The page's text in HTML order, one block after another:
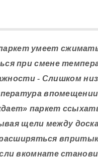
умеет
при смене
- Слишком
впомещении
паркет
щели между
впритык
вкомнате